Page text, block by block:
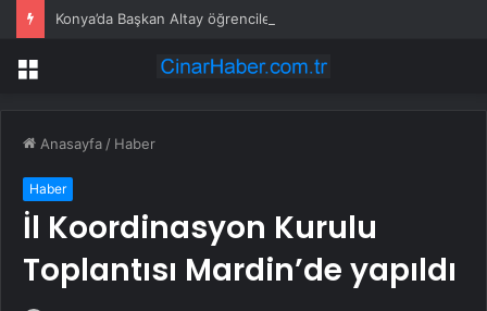
Konya’da Başkan Altay öğrencilerin heyecanına ortak oldu
Menü
Anasayfa / Haber
Haber
İl Koordinasyon Kurulu
Toplantısı Mardin’de yapıldı